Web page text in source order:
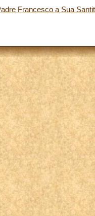
Francesco a Sua